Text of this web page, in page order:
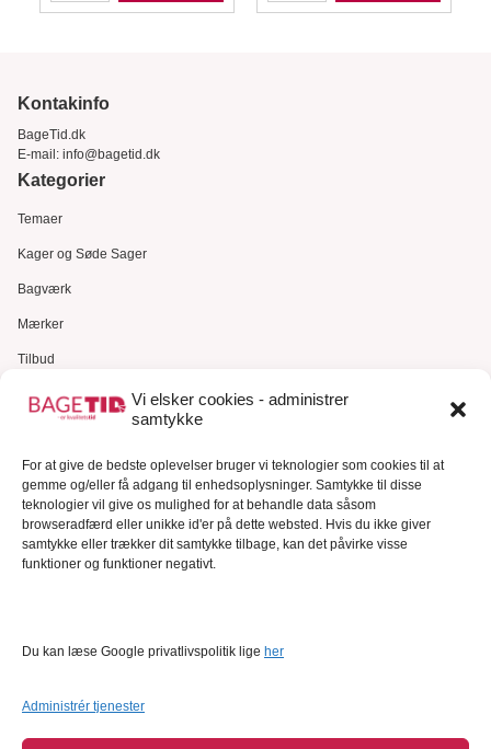
Vi elsker cookies - administrer
samtykke
For at give de bedste oplevelser bruger vi teknologier som cookies til at
gemme og/eller få adgang til enhedsoplysninger. Samtykke til disse
teknologier vil give os mulighed for at behandle data såsom
browseradfærd eller unikke id'er på dette websted. Hvis du ikke giver
samtykke eller trækker dit samtykke tilbage, kan det påvirke visse
funktioner og funktioner negativt.
Du kan læse Google privatlivspolitik lige her
Administrér tjenester
Kontakinfo
BageTid.dk
E-mail: info@bagetid.dk
Kategorier
Temaer
Kager og Søde Sager
Bagværk
Mærker
Tilbud
Gavekort
Kundeservice
Kundeservice
FAQ – Ofte stillede spørgsmål
Om Bagetid.dk
Se Fødevarestyrelsens smiley-rapporter